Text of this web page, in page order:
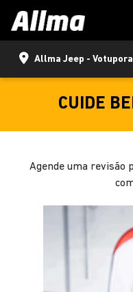
Allma Jeep -
CUIDE
Agende uma revisão